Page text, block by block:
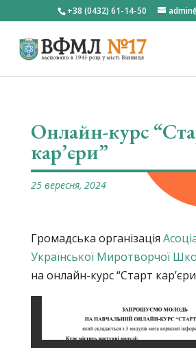
+38 (0432) 61-14-50
Онлайн-курс
кар’єри”
25 вересня, 2024
Громадська організація
Української Миротворчої
на онлайн-курс “Старт